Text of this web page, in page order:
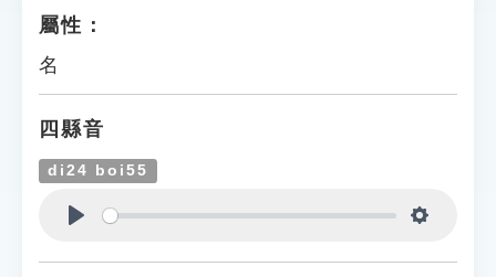
遊戲專區
教學應用
貓頭鷹博士
屬性：
名
四縣音
di24 boi55